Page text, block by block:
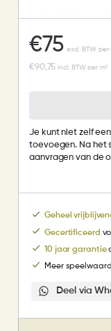
€75 excl. BTW per
€90,75 incl. BTW per m²
Je kunt niet zelf
toevoegen. Na het
aanvragen van de
Geheel
Gecertificeerd
10 jaar garantie
Meer
Deel via